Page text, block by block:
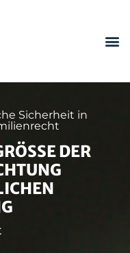
Sicherheit in
DER E
E
E